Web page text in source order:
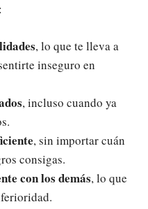
, lo que te lleva a
inseguro en
, incluso cuando ya
, sin importar cuán
consigas.
con los demás, lo que